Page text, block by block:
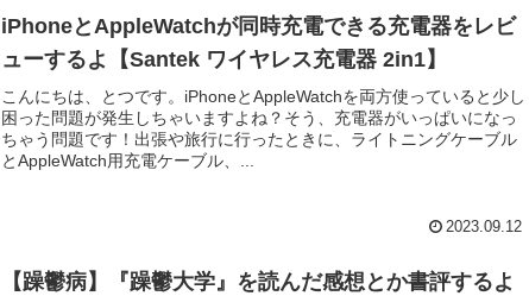
iPhoneとAppleWatchが同時充電できる充電器をレビ
ューするよ【Santek ワイヤレス充電器 2in1】
こんにちは、とつです。iPhoneとAppleWatchを両方使っていると少し
困った問題が発生しちゃいますよね？そう、充電器がいっぱいになっ
ちゃう問題です！出張や旅行に行ったときに、ライトニングケーブル
とAppleWatch用充電ケーブル、...
2023.09.12
【躁鬱病】『躁鬱大学』を読んだ感想とか書評するよ